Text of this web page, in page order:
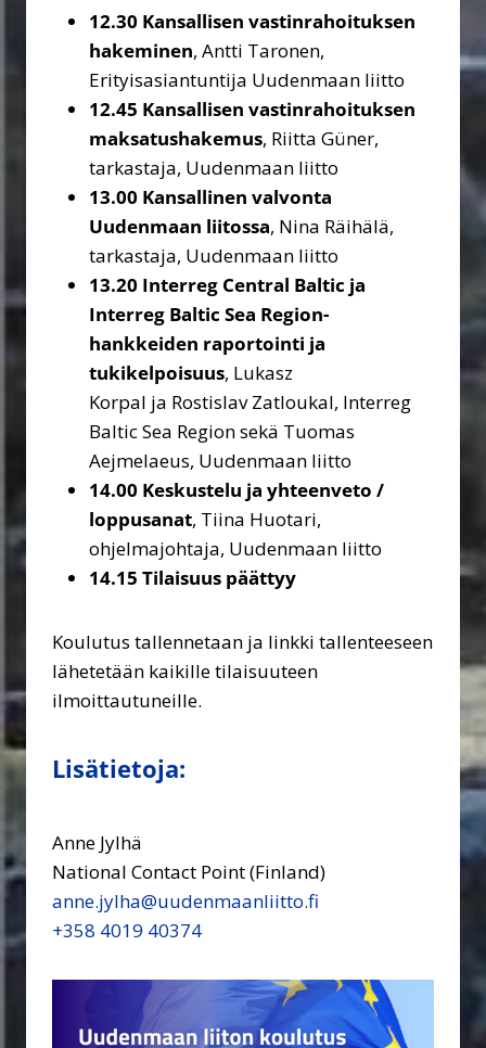
12.30 Kansallisen vastinrahoituksen
hakeminen, Antti Taronen,
Erityisasiantuntija Uudenmaan liitto
12.45 Kansallisen vastinrahoituksen
maksatushakemus, Riitta Güner,
tarkastaja, Uudenmaan liitto
13.00 Kansallinen valvonta
Uudenmaan liitossa, Nina Räihälä,
tarkastaja, Uudenmaan liitto
13.20 Interreg Central Baltic ja
Interreg Baltic Sea Region-
hankkeiden raportointi ja
tukikelpoisuus, Lukasz
Korpal ja Rostislav Zatloukal, Interreg
Baltic Sea Region sekä Tuomas
Aejmelaeus, Uudenmaan liitto
14.00 Keskustelu ja yhteenveto /
loppusanat, Tiina Huotari,
ohjelmajohtaja, Uudenmaan liitto
14.15 Tilaisuus päättyy
Koulutus tallennetaan ja linkki tallenteeseen
lähetetään kaikille tilaisuuteen
ilmoittautuneille.
Lisätietoja:
Anne Jylhä
National Contact Point (Finland)
anne.jylha@uudenmaanliitto.fi
+358 4019 40374